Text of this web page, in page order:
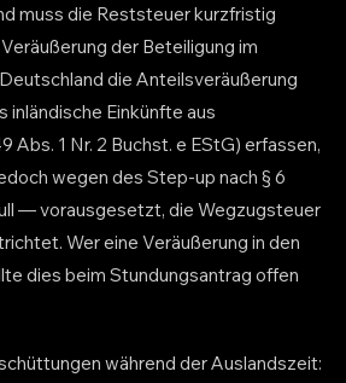
muss die Reststeuer kurzfristig
der Beteiligung im
die Anteilsveräußerung
inländische Einkünfte aus
Abs. 1 Nr. 2 Buchst. e EStG) erfassen,
wegen des Step-up nach § 6
— vorausgesetzt, die Wegzugsteuer
Wer eine Veräußerung in den
dies beim Stundungsantrag offen
während der Auslandszeit: